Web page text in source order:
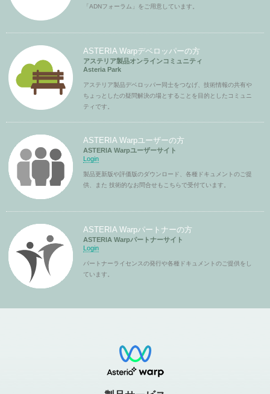
「ADNフォーラム」をご用意しています。
ASTERIA Warpデベロッパーの方
アステリア製品オンラインコミュニティ
Asteria Park
アステリア製品デベロッパー同士をつなげ、技術情報の共有や
ちょっとしたの疑問解決の場とすることを目的としたコミュニ
ティです。
ASTERIA Warpユーザーの方
ASTERIA Warpユーザーサイト
Login
製品更新版や評価版のダウンロード、各種ドキュメントのご提
供、また 技術的なお問合せもこちらで受付ています。
ASTERIA Warpパートナーの方
ASTERIA Warpパートナーサイト
Login
パートナーライセンスの発行や各種ドキュメントのご提供をし
ています。